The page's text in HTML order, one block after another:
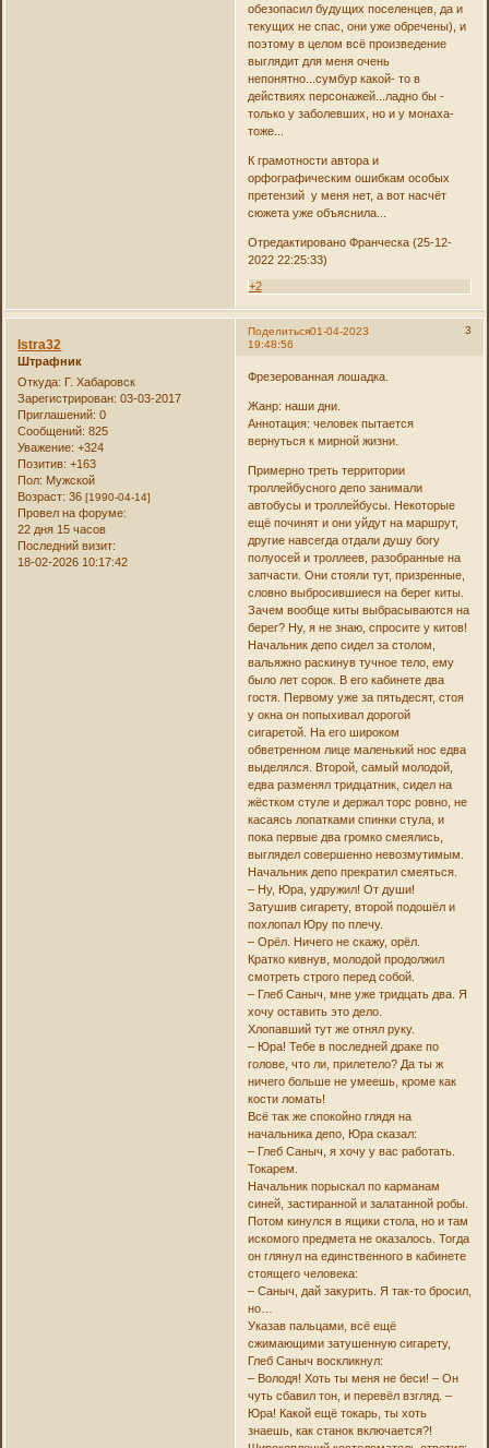
обезопасил будущих поселенцев, да и
текущих не спас, они уже обречены), и
поэтому в целом всё произведение
выглядит для меня очень
непонятно...сумбур какой- то в
действиях персонажей...ладно бы -
только у заболевших, но и у монаха-
тоже...
К грамотности автора и
орфографическим ошибкам особых
претензий у меня нет, а вот насчёт
сюжета уже объяснила...
Отредактировано Франческа (25-12-
2022 22:25:33)
+2
Поделиться 3
01-04-2023
19:48:56
Istra32
Штрафник
Откуда: Г. Хабаровск
Зарегистрирован: 03-03-2017
Приглашений: 0
Сообщений: 825
Уважение: +324
Позитив: +163
Пол: Мужской
Возраст: 36[1990-04-14]
Провел на форуме:
22 дня 15 часов
Последний визит:
18-02-2026 10:17:42
Фрезерованная лошадка.
Жанр: наши дни.
Аннотация: человек пытается
вернуться к мирной жизни.
Примерно треть территории
троллейбусного депо занимали
автобусы и троллейбусы. Некоторые
ещё починят и они уйдут на маршрут,
другие навсегда отдали душу богу
полуосей и троллеев, разобранные на
запчасти. Они стояли тут, призренные,
словно выбросившиеся на берег киты.
Зачем вообще киты выбрасываются на
берег? Ну, я не знаю, спросите у китов!
Начальник депо сидел за столом,
вальяжно раскинув тучное тело, ему
было лет сорок. В его кабинете два
гостя. Первому уже за пятьдесят, стоя
у окна он попыхивал дорогой
сигаретой. На его широком
обветренном лице маленький нос едва
выделялся. Второй, самый молодой,
едва разменял тридцатник, сидел на
жёстком стуле и держал торс ровно, не
касаясь лопатками спинки стула, и
пока первые два громко смеялись,
выглядел совершенно невозмутимым.
Начальник депо прекратил смеяться.
– Ну, Юра, удружил! От души!
Затушив сигарету, второй подошёл и
похлопал Юру по плечу.
– Орёл. Ничего не скажу, орёл.
Кратко кивнув, молодой продолжил
смотреть строго перед собой.
– Глеб Саныч, мне уже тридцать два. Я
хочу оставить это дело.
Хлопавший тут же отнял руку.
– Юра! Тебе в последней драке по
голове, что ли, прилетело? Да ты ж
ничего больше не умеешь, кроме как
кости ломать!
Всё так же спокойно глядя на
начальника депо, Юра сказал:
– Глеб Саныч, я хочу у вас работать.
Токарем.
Начальник порыскал по карманам
синей, застиранной и залатанной робы.
Потом кинулся в ящики стола, но и там
искомого предмета не оказалось. Тогда
он глянул на единственного в кабинете
стоящего человека:
– Саныч, дай закурить. Я так-то бросил,
но…
Указав пальцами, всё ещё
сжимающими затушенную сигарету,
Глеб Саныч воскликнул:
– Володя! Хоть ты меня не беси! – Он
чуть сбавил тон, и перевёл взгляд. –
Юра! Какой ещё токарь, ты хоть
знаешь, как станок включается?!